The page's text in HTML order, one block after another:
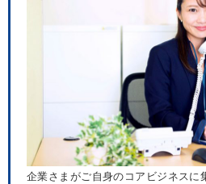
企業さまがご自身のコアビジネスに